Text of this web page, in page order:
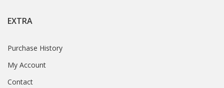
EXTRA
Purchase History
My Account
Contact